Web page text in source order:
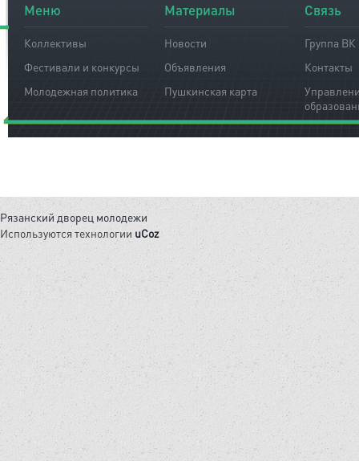
Меню
Коллективы
Фестивали и конкурсы
Молодежная политика
Материалы
Новости
Объявления
Пушкинская карта
Связь
Группа ВК
Контакты
Рязанский дворец молодежи
Используются технологии uCoz